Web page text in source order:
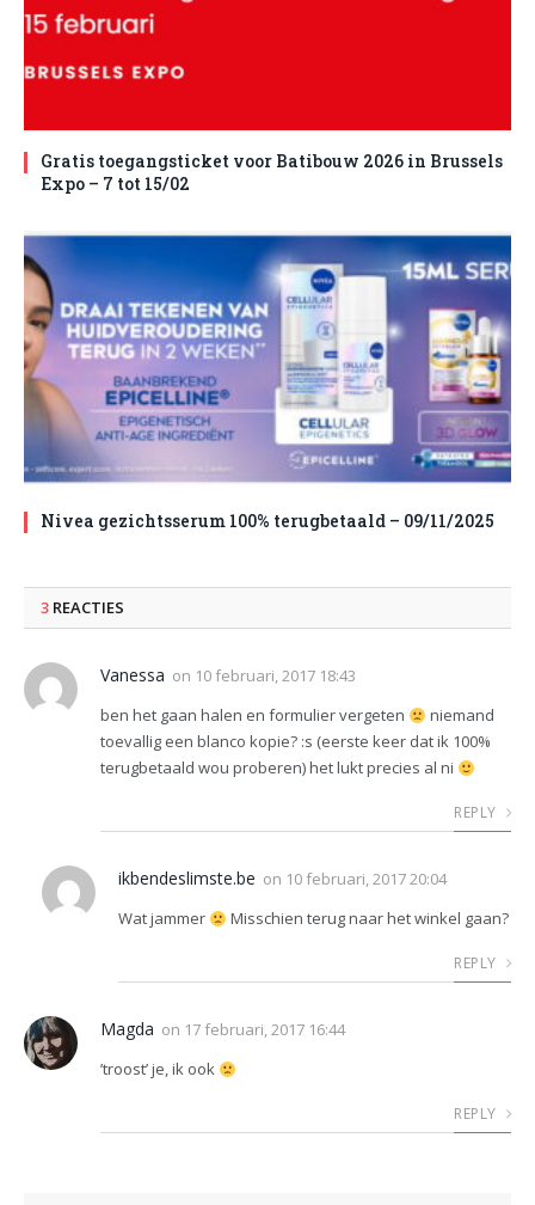
Gratis toegangsticket voor Batibouw 2026 in Brussels
Expo – 7 tot 15/02
Nivea gezichtsserum 100% terugbetaald – 09/11/2025
3 REACTIES
Vanessa on 10 februari, 2017 18:43
ben het gaan halen en formulier vergeten
niemand
toevallig een blanco kopie? :s (eerste keer dat ik 100%
terugbetaald wou proberen) het lukt precies al ni
REPLY
ikbendeslimste.be on 10 februari, 2017 20:04
Wat jammer
Misschien terug naar het winkel gaan?
REPLY
Magda on 17 februari, 2017 16:44
’troost’ je, ik ook
REPLY